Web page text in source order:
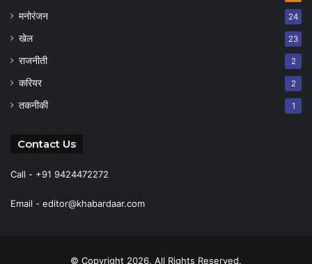
मनोरंजन 24
खेल 23
राजनीती 2
करियर 2
तकनीकी 1
Contact Us
Call - +91 9424472272
Email - editor@khabardaar.com
© Copyright 2026, All Rights Reserved.